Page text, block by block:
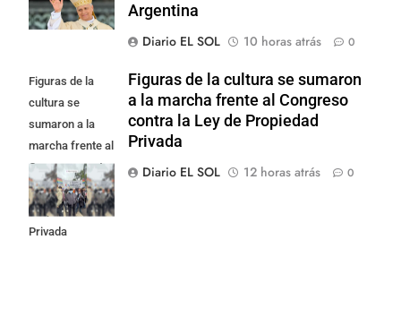
Argentina
Diario EL SOL
10 horas atrás 0
Figuras de la
cultura se
sumaron a la
marcha frente al
Congreso contra
la Ley de
Propiedad
Privada
Figuras de la cultura se sumaron
a la marcha frente al Congreso
contra la Ley de Propiedad
Privada
Diario EL SOL
12 horas atrás 0